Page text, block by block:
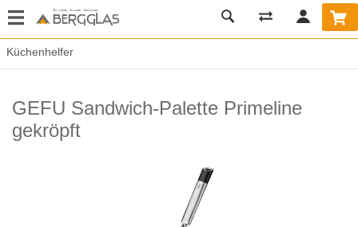
Küchenhelfer
GEFU Sandwich-Palette Primeline
gekröpft